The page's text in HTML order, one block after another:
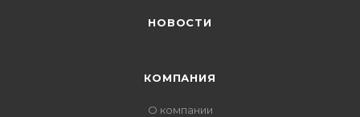
НОВОСТИ
КОМПАНИЯ
О компании